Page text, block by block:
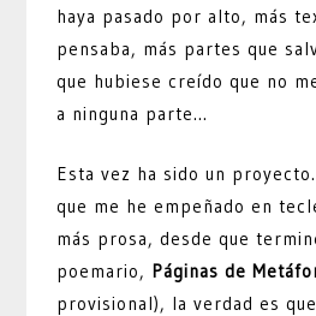
haya pasado por alto, más
pensaba, más partes que
que hubiese creído que no
a ninguna parte…
Esta vez ha sido un
que me he empeñado en
más prosa, desde que
poemario, Páginas de
provisional), la verdad es